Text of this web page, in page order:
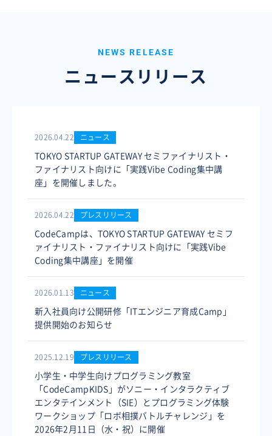
NEWS RELEASE
ニュースリリース
2026.04.22 ニュース
TOKYO STARTUP GATEWAY セミファイナリスト・
ファイナリスト向けに「実践Vibe Coding集中講
座」を開催しました。
2026.04.22 プレスリリース
CodeCampは、TOKYO STARTUP GATEWAY セミフ
ァイナリスト・ファイナリスト向けに「実践Vibe
Coding集中講座」を開催
2026.01.13 ニュース
新入社員向け公開研修「ITエンジニア育成Camp」
提供開始のお知らせ
2025.12.19 プレスリリース
小学生・中学生向けプログラミング教室
「CodeCampKIDS」がソニー・インタラクティブ
エンタテインメント（SIE）とプログラミング体験
ワークショップ「ロボ相撲バトルチャレンジ」を
2026年2月11日（水・祝）に開催